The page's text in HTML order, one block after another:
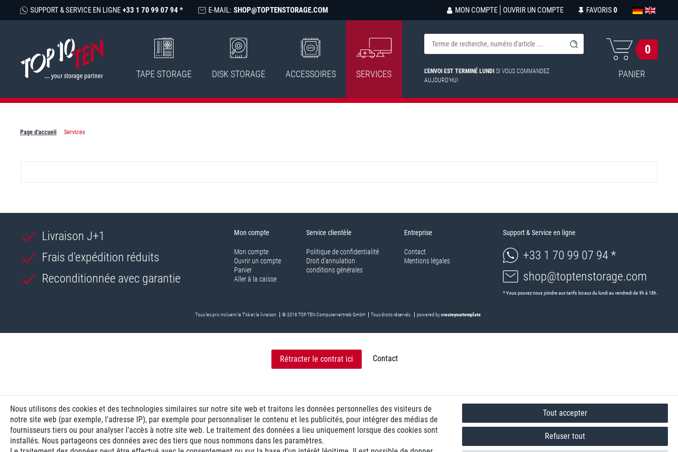
SUPPORT & SERVICE EN LIGNE +33 1 70 99 07 94 * E-MAIL: SHOP@TOPTENSTORAGE.COM MON COMPTE OUVRIR UN COMPTE FAVORIS 0
TAPE STORAGE DISK STORAGE ACCESSOIRES SERVICES L'ENVOI EST TERMINÉ LUNDI SI VOUS COMMANDEZ
AUJOURD'HUI
0
PANIER
Page d'accueil Services
Livraison J+1
Frais d'expédition réduits
Reconditionnée avec garantie
Mon compte
Mon compte
Ouvrir un compte
Panier
Aller à la caisse
Service clientèle
Politique de confidentialité
Droit d'annulation
conditions générales
Entreprise
Contact
Mentions légales
Support & Service en ligne
+33 1 70 99 07 94 *
shop@toptenstorage.com
* Vous pouvez nous joindre aux tarifs locaux du lundi au vendredi de 9h à 18h.
Tous les prix incluent la TVA et la livraison © 2018 TOP TEN Computervertrieb GmbH Tous droits réservés. powered bycreateyourtemplate
Rétracter le contrat ici Contact
Nous utilisons des cookies et des technologies similaires sur notre site web et traitons les données personnelles des visiteurs de
notre site web (par exemple, l'adresse IP), par exemple pour personnaliser le contenu et les publicités, pour intégrer des médias de
fournisseurs tiers ou pour analyser l'accès à notre site web. Le traitement des données a lieu uniquement lorsque des cookies sont
installés. Nous partageons ces données avec des tiers que nous nommons dans les paramètres.
Tout accepter
Refuser tout